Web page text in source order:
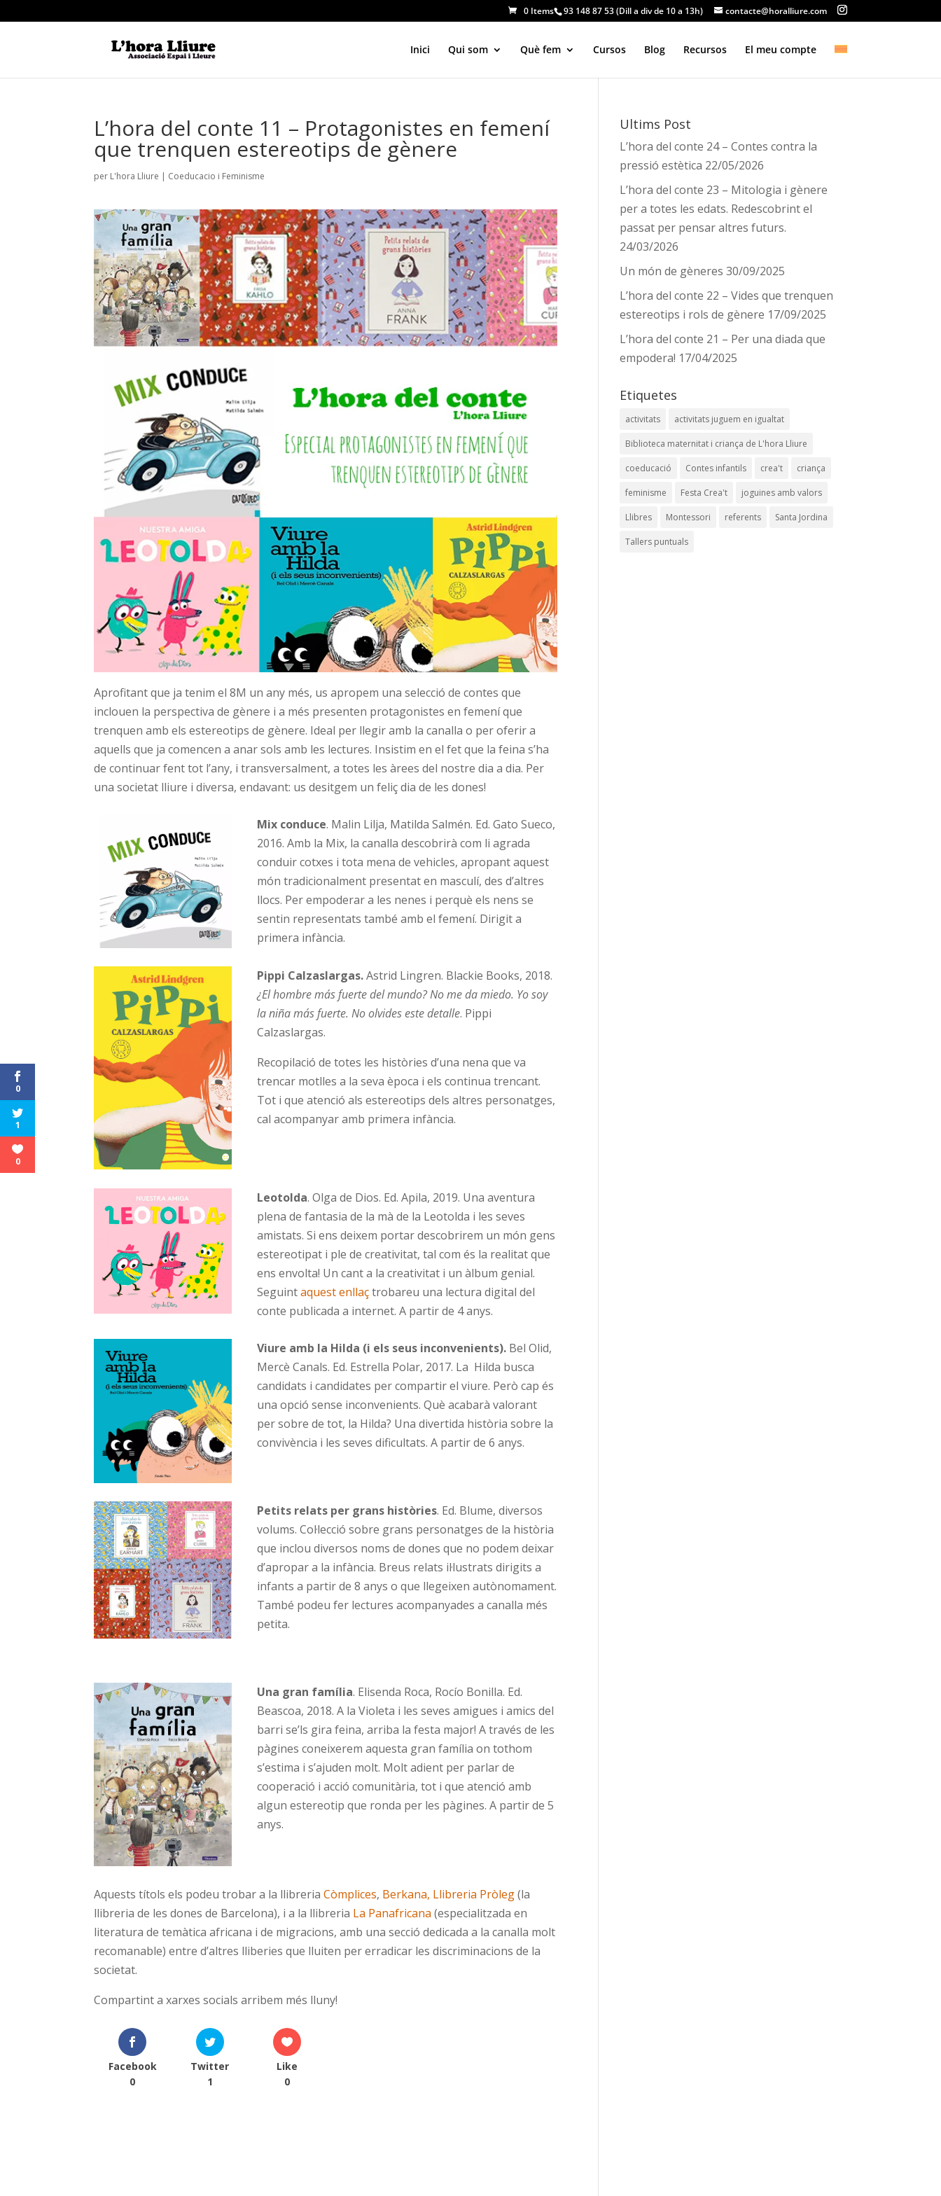
93 148 87 53 (Dill a div de 10 a 13h) contacte@horalliure.com
0 Items
Inici Qui som Què fem Cursos Blog Recursos El meu compte
L’hora del conte 11 – Protagonistes en femení
que trenquen estereotips de gènere
per L'hora Lliure | Coeducacio i Feminisme
Aprofitant que ja tenim el 8M un any més, us apropem una selecció de contes que
inclouen la perspectiva de gènere i a més presenten protagonistes en femení que
trenquen amb els estereotips de gènere. Ideal per llegir amb la canalla o per oferir a
aquells que ja comencen a anar sols amb les lectures. Insistim en el fet que la feina s’ha
de continuar fent tot l’any, i transversalment, a totes les àrees del nostre dia a dia. Per
una societat lliure i diversa, endavant: us desitgem un feliç dia de les dones!
Mix conduce. Malin Lilja, Matilda Salmén. Ed. Gato Sueco,
2016. Amb la Mix, la canalla descobrirà com li agrada
conduir cotxes i tota mena de vehicles, apropant aquest
món tradicionalment presentat en masculí, des d’altres
llocs. Per empoderar a les nenes i perquè els nens se
sentin representats també amb el femení. Dirigit a
primera infància.
Pippi Calzaslargas.Astrid Lingren. Blackie Books, 2018.
¿El hombre más fuerte del mundo? No me da miedo. Yo soy
la niña más fuerte. No olvides este detalle. Pippi
Calzaslargas.
Recopilació de totes les històries d’una nena que va
trencar motlles a la seva època i els continua trencant.
Tot i que atenció als estereotips dels altres personatges,
cal acompanyar amb primera infància.
Leotolda. Olga de Dios. Ed. Apila, 2019. Una aventura
plena de fantasia de la mà de la Leotolda i les seves
amistats. Si ens deixem portar descobrirem un món gens
estereotipat i ple de creativitat, tal com és la realitat que
ens envolta! Un cant a la creativitat i un àlbum genial.
Seguintaquest enllaçtrobareu una lectura digital del
conte publicada a internet. A partir de 4 anys.
Viure amb la Hilda (i els seus inconvenients).Bel Olid,
Mercè Canals. Ed. Estrella Polar, 2017. La Hilda busca
candidats i candidates per compartir el viure. Però cap és
una opció sense inconvenients. Què acabarà valorant
per sobre de tot, la Hilda? Una divertida història sobre la
convivència i les seves dificultats. A partir de 6 anys.
Petits relats per grans històries. Ed. Blume, diversos
volums. Col·lecció sobre grans personatges de la història
que inclou diversos noms de dones que no podem deixar
d’apropar a la infància. Breus relats il·lustrats dirigits a
infants a partir de 8 anys o que llegeixen autònomament.
També podeu fer lectures acompanyades a canalla més
petita.
Una gran família. Elisenda Roca, Rocío Bonilla. Ed.
Beascoa, 2018. A la Violeta i les seves amigues i amics del
barri se’ls gira feina, arriba la festa major! A través de les
pàgines coneixerem aquesta gran família on tothom
s’estima i s’ajuden molt. Molt adient per parlar de
cooperació i acció comunitària, tot i que atenció amb
algun estereotip que ronda per les pàgines. A partir de 5
anys.
Aquests títols els podeu trobar a la llibreriaCòmplices, Berkana, Llibreria Pròleg(la
llibreria de les dones de Barcelona), i a la llibreria La Panafricana(especialitzada en
literatura de temàtica africana i de migracions, amb una secció dedicada a la canalla molt
recomanable) entre d’altres lliberies que lluiten per erradicar les discriminacions de la
societat.
Compartint a xarxes socials arribem més lluny!
Facebook
0
Twitter
1
Like
0
Ultims Post
L’hora del conte 24 – Contes contra la
pressió estètica 22/05/2026
L’hora del conte 23 – Mitologia i gènere
per a totes les edats. Redescobrint el
passat per pensar altres futurs.
24/03/2026
Un món de gèneres 30/09/2025
L’hora del conte 22 – Vides que trenquen
estereotips i rols de gènere 17/09/2025
L’hora del conte 21 – Per una diada que
empodera! 17/04/2025
Etiquetes
activitats activitats juguem en igualtat
Biblioteca maternitat i criança de L'hora Lliure
coeducació Contes infantils crea't criança
feminisme Festa Crea't joguines amb valors
Llibres Montessori referents Santa Jordina
Tallers puntuals
0
1
0